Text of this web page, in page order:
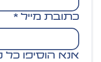
כתובת מייל *
אנא הוסיפו כל